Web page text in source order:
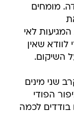
מומחים
לאי
לוודא שאין
השיקום.
שני מינים
הפודי
לכמה